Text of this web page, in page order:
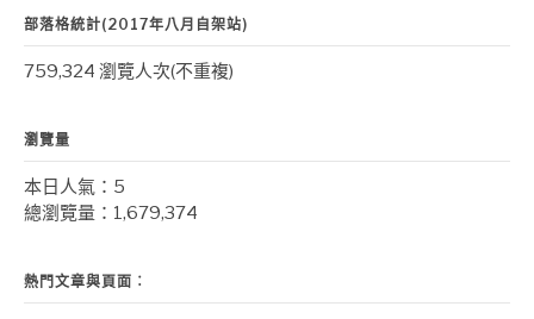
部落格統計(2017年八月自架站)
759,324 瀏覽人次(不重複)
瀏覽量
本日人氣：5
總瀏覽量：1,679,374
熱門文章與頁面︰